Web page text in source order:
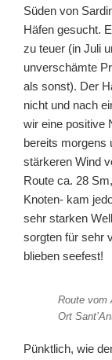
Süden von
Häfen gesucht.
zu teuer (in Juli
unverschämte
als sonst). Der
nicht und nach
wir eine positive
bereits morgens
stärkeren Wind
Route ca. 28
Knoten- kam
sehr starken
sorgten für sehr
blieben seefest!
Route vom
Ort
Pünktlich, wie